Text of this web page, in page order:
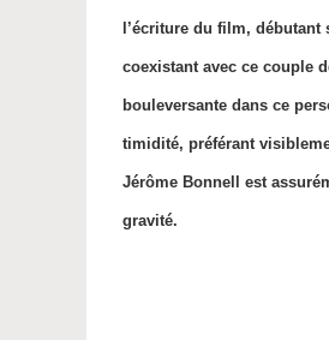
l’écriture du film,
coexistant avec ce couple
bouleversante dans ce
timidité, préférant
Jérôme Bonnell est
gravité.